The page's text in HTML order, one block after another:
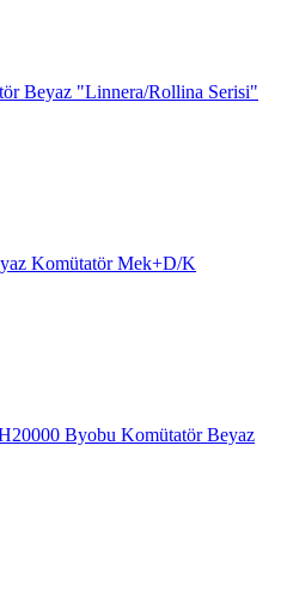
Beyaz "Linnera/Rollina Serisi"
Komütatör Mek+D/K
Byobu Komütatör Beyaz